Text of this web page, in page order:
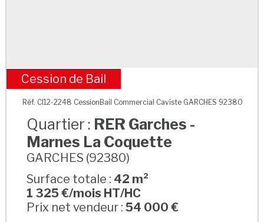
RER Garches - Marnes La Coquette
Cession de Bail
Réf. CI12-2248 CessionBail Commercial Caviste GARCHES 92380
Quartier : RER Garches -
Marnes La Coquette
GARCHES (92380)
Surface totale : 42 m²
1 325 €/mois HT/HC
Prix net vendeur :54 000 €